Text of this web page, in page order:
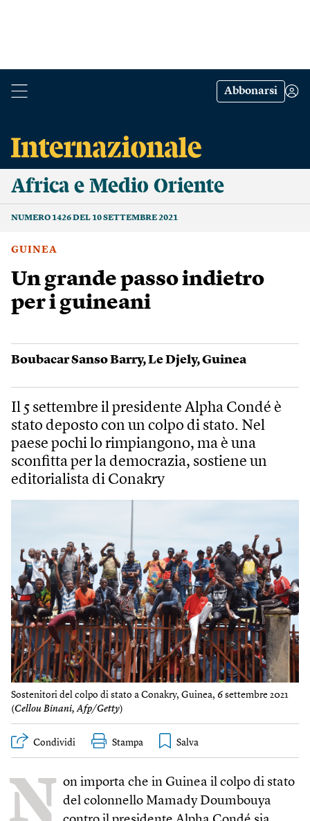
Abbonarsi
Africa e Medio Oriente
NUMERO 1426 DEL 10 SETTEMBRE 2021
GUINEA
Un grande passo indietro
per i guineani
Boubacar Sanso Barry,Le Djely,Guinea
Il 5 settembre il presidente Alpha Condé è
stato deposto con un colpo di stato. Nel
paese pochi lo rimpiangono, ma è una
sconfitta per la democrazia, sostiene un
editorialista di Conakry
Sostenitori del colpo di stato a Conakry, Guinea, 6 settembre 2021
(Cellou Binani, Afp/Getty)
Condividi Stampa
N on importa che in Guinea il colpo di stato
del colonnello Mamady Doumbouya